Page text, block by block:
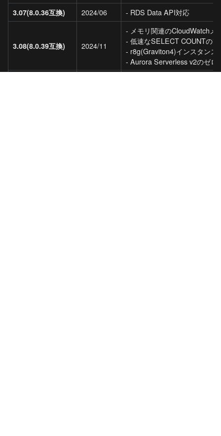
3.07(8.0.36互換) 2024/06 - RDS Data API対応
3.08(8.0.39互換) 2024/11
- メモリ関連のCloudWatchメ
- 低速なSELECT COUNTの
- r8g(Graviton4)インスタンス
- Aurora Serverless v2のゼロ